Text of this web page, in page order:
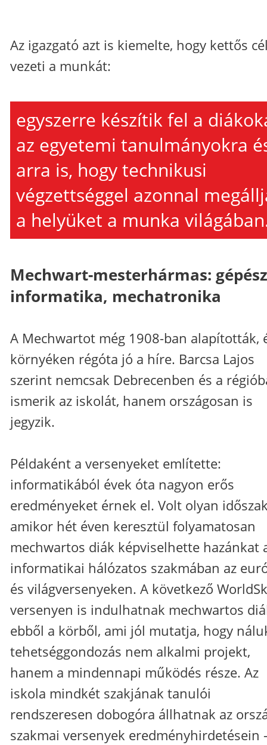
Az igazgató azt is kiemelte, hogy kettős
vezeti a munkát:
egyszerre készítik fel a
az egyetemi tanulmányokra
arra is, hogy technikusi
végzettséggel azonnal
a helyüket a munka
Mechwart-mesterhármas:
informatika, mechatronika
A Mechwartot még 1908-ban alapították,
környéken régóta jó a híre. Barcsa Lajos
szerint nemcsak Debrecenben és a
ismerik az iskolát, hanem országosan is
jegyzik.
Példaként a versenyeket említette:
informatikából évek óta nagyon erős
eredményeket érnek el. Volt olyan
amikor hét éven keresztül folyamatosan
mechwartos diák képviselhette hazánkat
informatikai hálózatos szakmában az
és világversenyeken. A következő
versenyen is indulhatnak mechwartos
ebből a körből, ami jól mutatja, hogy
tehetséggondozás nem alkalmi projekt,
hanem a mindennapi működés része. Az
iskola mindkét szakjának tanulói
rendszeresen dobogóra állhatnak az
szakmai versenyek eredményhirdetésein